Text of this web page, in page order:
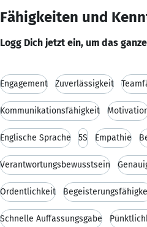
Fähigkeiten und
Logg Dich jetzt ein, um das
Engagement Zuverlässigkeit
Kommunikationsfähigkeit
Englische Sprache 5S Empathie
Verantwortungsbewusstsein
Ordentlichkeit
Schnelle Auffassungsgabe